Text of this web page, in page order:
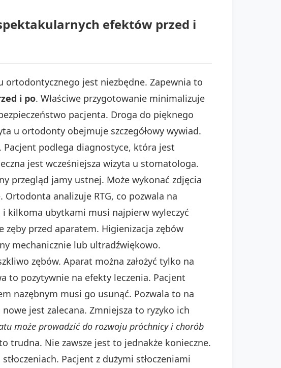
efektów przed i
ortodontycznego jest niezbędne. Zapewnia to
i po. Właściwe przygotowanie minimalizuje
pacjenta. Droga do pięknego
u ortodonty obejmuje szczegółowy wywiad.
Pacjent podlega diagnostyce, która jest
jest wcześniejsza wizyta u stomatologa.
przegląd jamy ustnej. Może wykonać zdjęcia
analizuje RTG, co pozwala na
i kilkoma ubytkami musi najpierw wyleczyć
zęby przed aparatem. Higienizacja zębów
mechanicznie lub ultradźwiękowo.
zębów. Aparat można założyć tylko na
to pozytywnie na efekty leczenia. Pacjent
nazębnym musi go usunąć. Pozwala to na
jest zalecana. Zmniejsza to ryzyko ich
może prowadzić do rozwoju próchnicy i chorób
trudna. Nie zawsze jest to jednakże konieczne.
Pacjent z dużymi stłoczeniami